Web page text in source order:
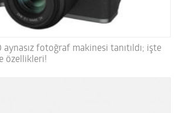
fotoğraf makinesi tanıtıldı; işte
özellikleri!